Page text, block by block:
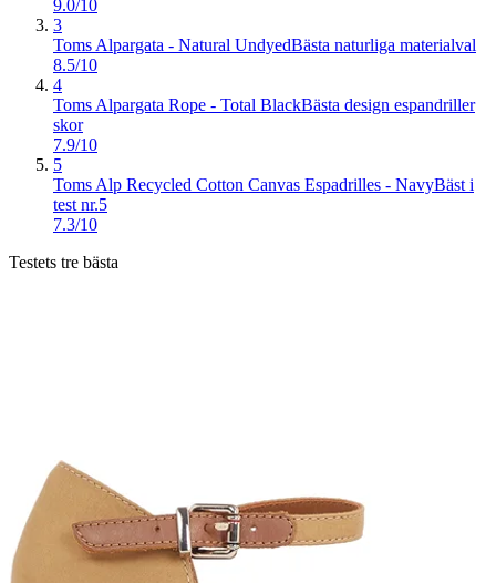
9.0/10
3
Toms Alpargata - Natural UndyedBästa naturliga materialval
8.5/10
4
Toms Alpargata Rope - Total BlackBästa design espandriller
skor
7.9/10
5
Toms Alp Recycled Cotton Canvas Espadrilles - NavyBäst i
test nr.5
7.3/10
Testets tre bästa